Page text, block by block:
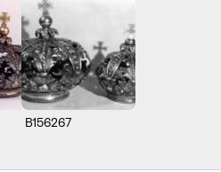
B156267